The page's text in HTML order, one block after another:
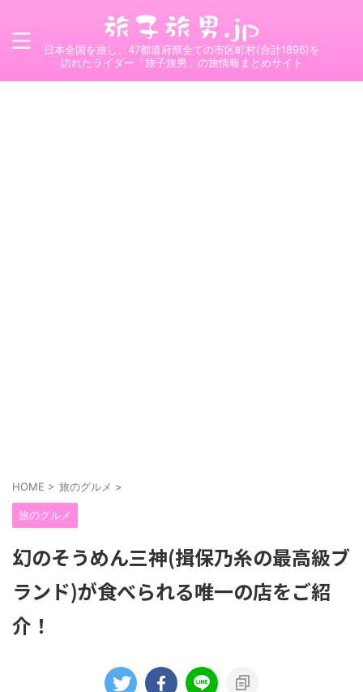
日本全国を旅し、47都道府県全ての市区町村(合計1896)を
訪れたライダー「旅子旅男」の旅情報まとめサイト
HOME > 旅のグルメ >
旅のグルメ
幻のそうめん三神(揖保乃糸の最高級ブ
ランド)が食べられる唯一の店をご紹
介！